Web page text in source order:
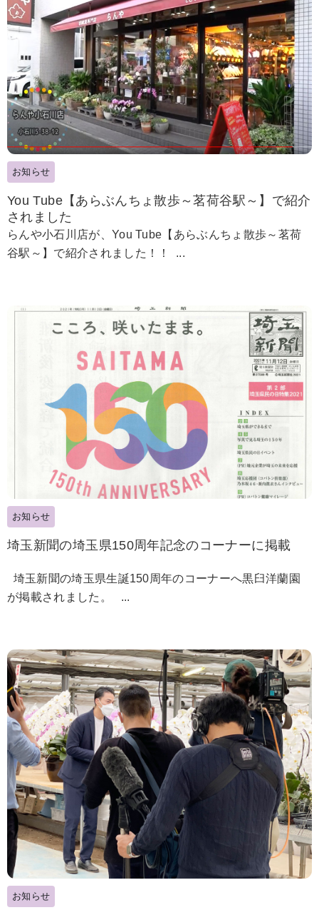
お知らせ
You Tube【あらぶんちょ散歩～茗荷谷駅～】で紹介
されました
らんや小石川店が、You Tube【あらぶんちょ散歩～茗荷
谷駅～】で紹介されました！！ ...
お知らせ
埼玉新聞の埼玉県150周年記念のコーナーに掲載
埼玉新聞の埼玉県生誕150周年のコーナーへ黒臼洋蘭園
が掲載されました。 ...
お知らせ